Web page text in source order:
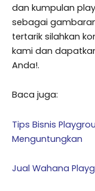
dan kumpulan
sebagai
tertarik silahkan
kami dan
Anda!.
Baca juga:
Tips Bisnis
Menguntungkan
Jual Wahana